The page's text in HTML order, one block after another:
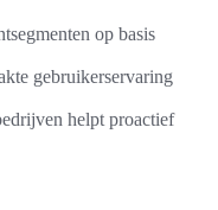
op basis
gebruikerservaring
helpt proactief